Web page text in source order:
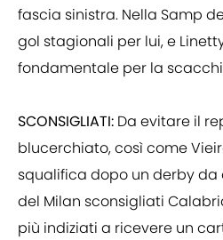
fascia sinistra. Nella Samp
gol stagionali per lui, e
fondamentale per la
SCONSIGLIATI: Da evitare il
blucerchiato, così come
squalifica dopo un derby da
del Milan sconsigliati
più indiziati a ricevere un